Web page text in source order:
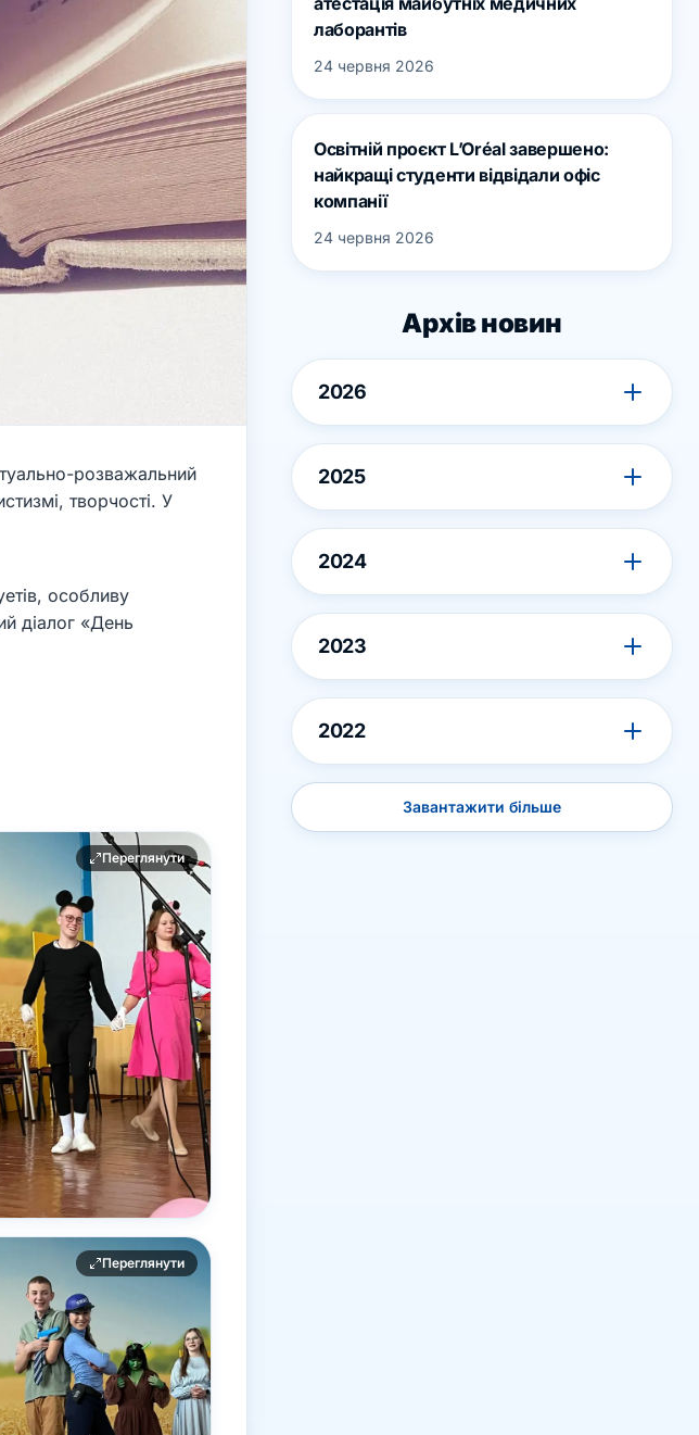
розважальний
творчості. У
особливу
діалог «День
Переглянути
Переглянути
лаборантів
24 червня 2026
Освітній проєкт L’Oréal завершено:
найкращі студенти відвідали офіс
компанії
24 червня 2026
Архів новин
2026
2025
2024
2023
2022
Завантажити більше